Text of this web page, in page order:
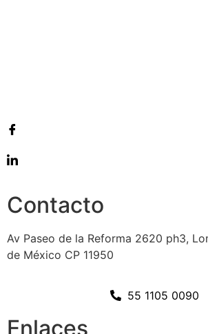
Contacto
Av Paseo de la Reforma 2620 ph3,
de México CP 11950
55 1105 0090
Enlaces